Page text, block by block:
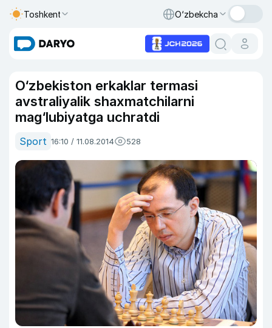
Toshkent O‘zbekcha
O‘zbekiston erkaklar termasi
avstraliyalik shaxmatchilarni
mag‘lubiyatga uchratdi
Sport 16:10 / 11.08.2014 528